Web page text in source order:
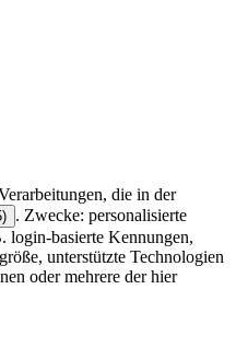
die in der
. Zwecke: personalisierte
login-basierte Kennungen,
unterstützte Technologien
oder mehrere der hier